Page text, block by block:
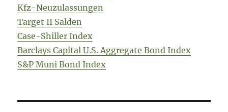
Kfz-Neuzulassungen
Target II Salden
Case-Shiller Index
Barclays Capital U.S. Aggregate Bond Index
S&P Muni Bond Index